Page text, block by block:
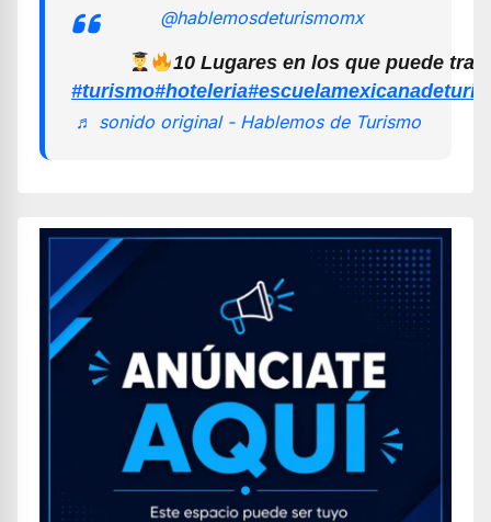
@hablemosdeturismomx
10 Lugares en los que puede
#turismo#hoteleria
♬ sonido original - Hablemos de Turismo